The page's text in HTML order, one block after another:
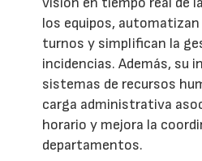
los equipos,
turnos y simplifican la
incidencias. Además, su
sistemas de recursos
carga administrativa
horario y mejora la
departamentos.